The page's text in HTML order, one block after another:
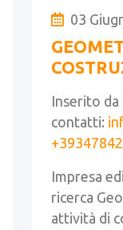
03
Inserito da
contatti:
Impresa
ricerca
attività di